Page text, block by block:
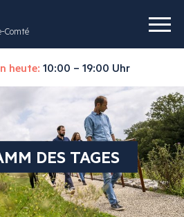
Comté
heute: 10:00 – 19:00 Uhr
DES TAGES